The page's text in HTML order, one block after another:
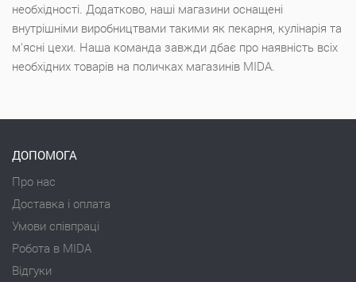
необхідності. Додатково, наші магазини оснащені
внутрішніми виробництвами такими як пекарня, кулінарія та
м'ясні цехи. Наша команда завжди дбає про наявність всіх
необхідних товарів на поличках магазинів MIDA.
ДОПОМОГА
Про нас
Доставка і оплата
Умови співпраці
Робота в MIDA
Відгуки